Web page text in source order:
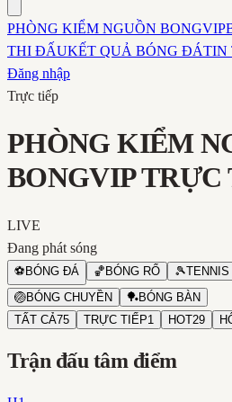
PHÒNG KIỂM NGUỒN BONGVIP
THI ĐẤUKẾT QUẢ BÓNG ĐÁTIN
Đăng nhập
Trực tiếp
PHÒNG KIỂM
BONGVIP TRỰC
LIVE
Đang phát sóng
⚽ BÓNG ĐÁ 🏀 BÓNG RỔ 🎾TENNIS
🏐BÓNG CHUYỀN 🏓BÓNG BÀN
TẤT CẢ75 TRỰC TIẾP1 HOT29
Trận đấu tâm điểm